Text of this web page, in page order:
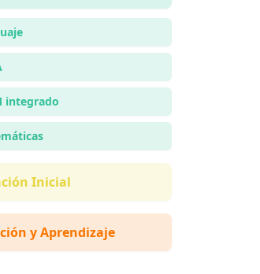
integrado
Inicial
y Aprendizaje